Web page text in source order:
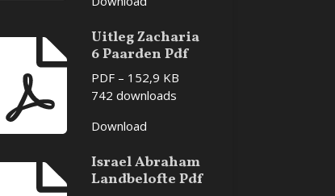
Uitleg Zacharia
6 Paarden Pdf
PDF – 152,9 KB
742 downloads
Download
Israel Abraham
Landbelofte Pdf